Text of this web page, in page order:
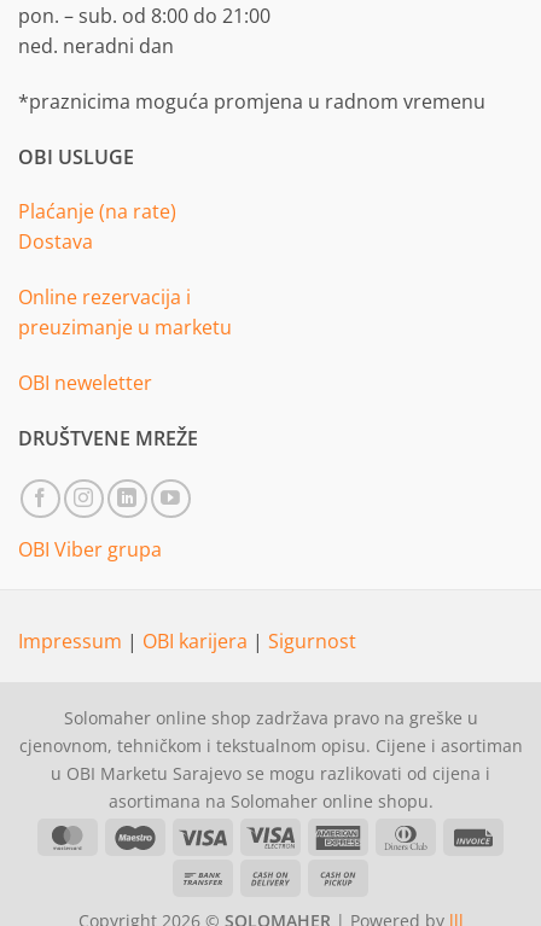
pon. – sub. od 8:00 do 21:00
ned. neradni dan
*praznicima moguća promjena u radnom vremenu
OBI USLUGE
Plaćanje (na rate)
Dostava
Online rezervacija i
preuzimanje u marketu
OBI neweletter
DRUŠTVENE MREŽE
OBI Viber grupa
Impressum | OBI karijera | Sigurnost
Solomaher online shop zadržava pravo na greške u
cjenovnom, tehničkom i tekstualnom opisu. Cijene i asortiman
u OBI Marketu Sarajevo se mogu razlikovati od cijena i
asortimana na Solomaher online shopu.
MasterCardMaestro Visa
Visa
American Dinners
Bank
Cash
Copyright 2026 © SOLOMAHER | Powered by lll